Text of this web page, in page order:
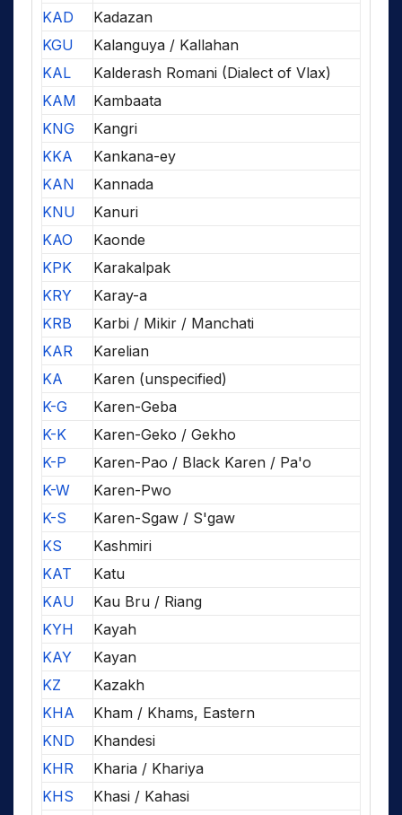
KAD
Kadazan
KGU
Kalanguya / Kallahan
KAL
Kalderash Romani (Dialect of Vlax)
KAM
Kambaata
KNG
Kangri
KKA
Kankana-ey
KAN
Kannada
KNU
Kanuri
KAO
Kaonde
KPK
Karakalpak
KRY
Karay-a
KRB
Karbi / Mikir / Manchati
KAR
Karelian
KA
Karen (unspecified)
K-G
Karen-Geba
K-K
Karen-Geko / Gekho
K-P
Karen-Pao / Black Karen / Pa'o
K-W
Karen-Pwo
K-S
Karen-Sgaw / S'gaw
KS
Kashmiri
KAT
Katu
KAU
Kau Bru / Riang
KYH
Kayah
KAY
Kayan
KZ
Kazakh
KHA
Kham / Khams, Eastern
KND
Khandesi
KHR
Kharia / Khariya
KHS
Khasi / Kahasi